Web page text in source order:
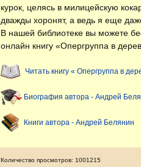
курок, целясь в милицейскую
дважды хоронят, а ведь я еще
В нашей библиотеке вы можете
онлайн книгу «Опергруппа в
Читать книгу « Опергруппа в
Биография автора - Андрей
Книги автора - Андрей Белянин
Количество просмотров: 1001215